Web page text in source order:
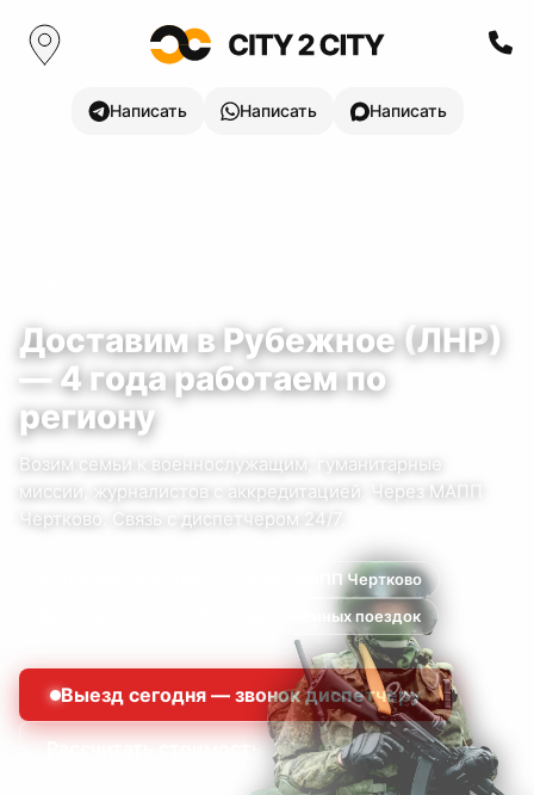
Написать Написать Написать
Доставим вРубежное(ЛНР)
—4годаработаем по
региону
Возим семьи к военнослужащим, гуманитарные
миссии, журналистов с аккредитацией.
Через МАПП
Чертково.
Связь с диспетчером 24/7.
Через МАПП Чертково
500+ выполненных поездок
Выезд сегодня — звонок диспетчеру